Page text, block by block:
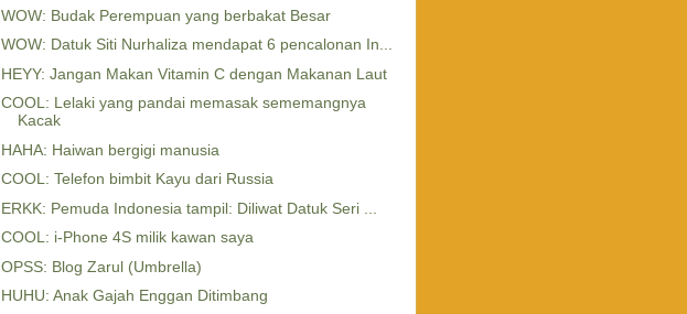
WOW: Budak Perempuan yang berbakat Besar
WOW: Datuk Siti Nurhaliza mendapat 6 pencalonan In...
HEYY: Jangan Makan Vitamin C dengan Makanan Laut
COOL: Lelaki yang pandai memasak sememangnya
Kacak
HAHA: Haiwan bergigi manusia
COOL: Telefon bimbit Kayu dari Russia
ERKK: Pemuda Indonesia tampil: Diliwat Datuk Seri ...
COOL: i-Phone 4S milik kawan saya
OPSS: Blog Zarul (Umbrella)
HUHU: Anak Gajah Enggan Ditimbang